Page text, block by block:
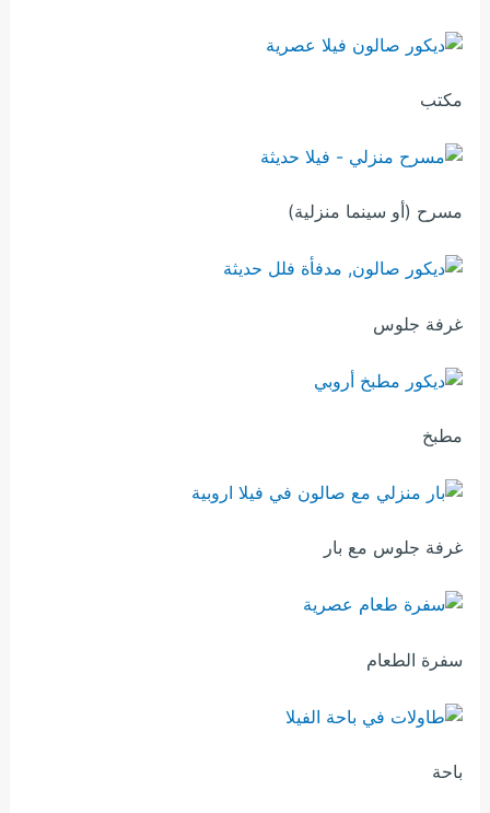
مكتب
مسرح (أو سينما منزلية)
غرفة جلوس
مطبخ
غرفة جلوس مع بار
سفرة الطعام
باحة